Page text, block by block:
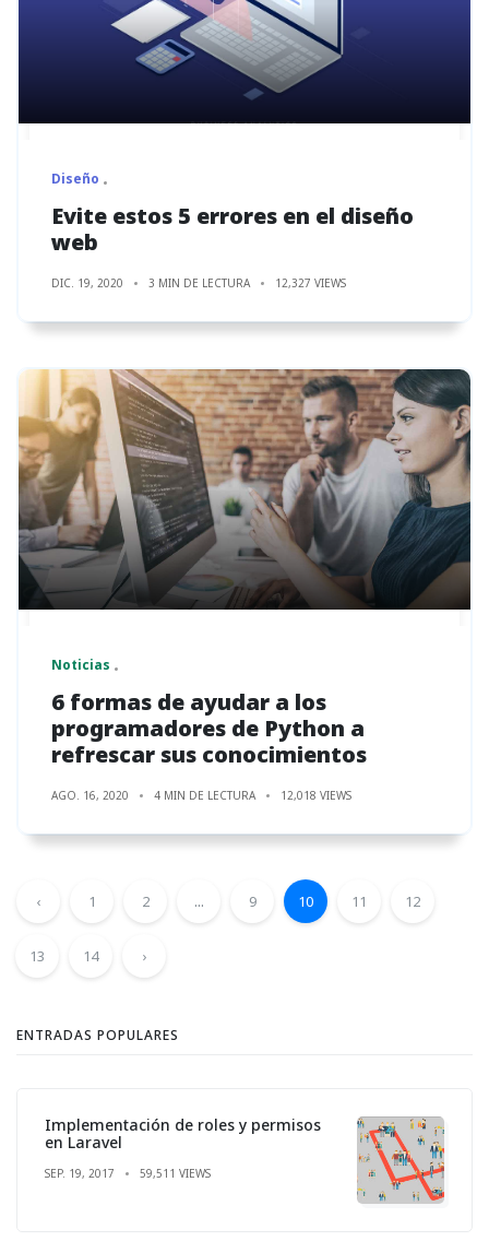
Diseño
Evite estos 5 errores en el diseño
web
DIC. 19, 2020 3 MIN DE LECTURA 12,327 VIEWS
Noticias
6 formas de ayudar a los
programadores de Python a
refrescar sus conocimientos
AGO. 16, 2020 4 MIN DE LECTURA 12,018 VIEWS
‹ 1 2 ... 9 10 11 12
13 14 ›
ENTRADAS POPULARES
Implementación de roles y permisos
en Laravel
SEP. 19, 2017 59,511 VIEWS